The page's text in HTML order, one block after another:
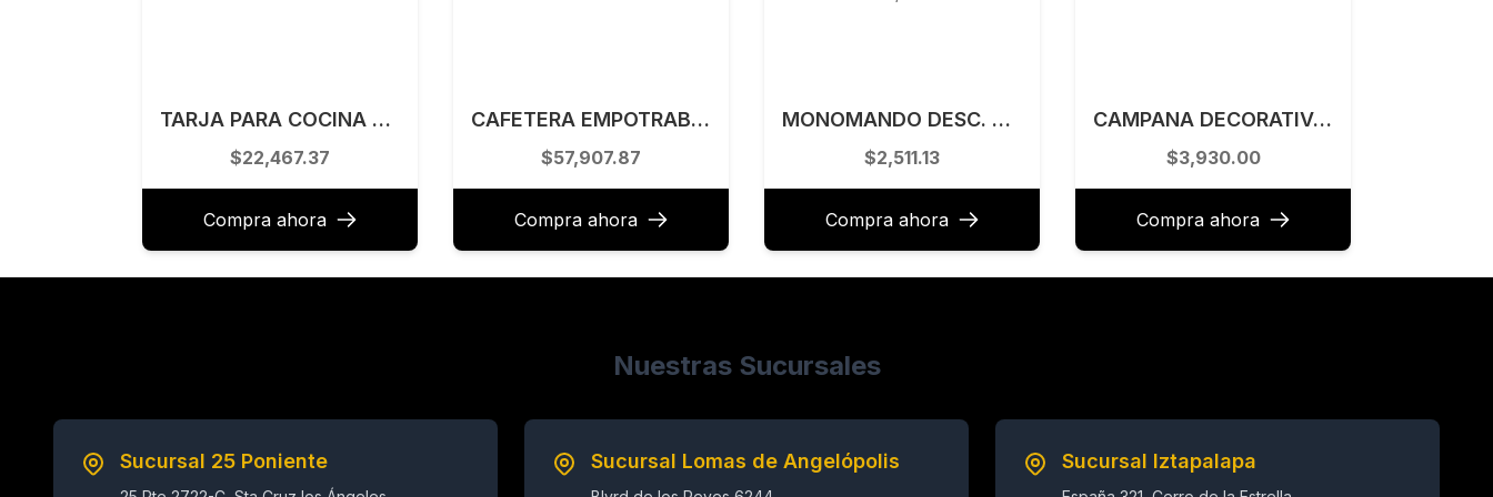
TARJA PARA COCINA EMPOTRAR Y SUBMONTAR 83.8 X 48.3 CM KELE MODELO KHD3319A
$22,467.37
Compra ahora
CAFETERA EMPOTRABLE 60 X 45 CM WHIRLPOOL MODELO WCM242B
$57,907.87
Compra ahora
MONOMANDO DESC. TECNOLAM PARA COCINA SEMIPROFESIONAL NEGRO MATE+ORO TEC534NEGRO/ORO
$2,511.13
Compra ahora
CAMPANA DECORATIVA DE PARED 80 CM KUTCHEN MODELO KCP60580B
$3,930.00
Compra ahora
Nuestras Sucursales
Sucursal 25 Poniente Sucursal Lomas de Angelópolis Sucursal Iztapalapa